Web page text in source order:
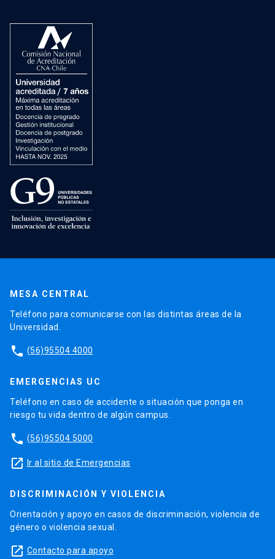
MESA CENTRAL
Teléfono para comunicarse con las distintas áreas de la
Universidad.
phone (56)95504 4000
EMERGENCIAS UC
Teléfono en caso de accidente o situación que ponga en
riesgo tu vida dentro de algún campus.
phone (56)95504 5000
launch Ir al sitio de Emergencias
DISCRIMINACIÓN Y VIOLENCIA
Orientación y apoyo en casos de discriminación, violencia de
género o violencia sexual.
launch Contacto para apoyo